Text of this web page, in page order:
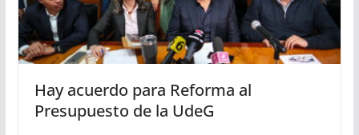
Hay acuerdo para Reforma al
Presupuesto de la UdeG